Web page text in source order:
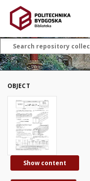
OBJECT
Show content